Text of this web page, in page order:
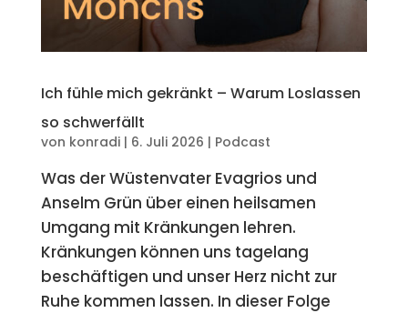
Ich fühle mich gekränkt – Warum Loslassen
so schwerfällt
von konradi| 6. Juli 2026 | Podcast
Was der Wüstenvater Evagrios und
Anselm Grün über einen heilsamen
Umgang mit Kränkungen lehren.
Kränkungen können uns tagelang
beschäftigen und unser Herz nicht zur
Ruhe kommen lassen. In dieser Folge